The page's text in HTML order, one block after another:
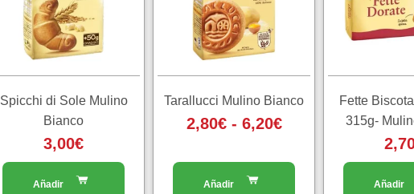
Spicchi di Sole Mulino
Bianco
3,00€
Tarallucci Mulino Bianco
2,80€ - 6,20€
varianti.
opzioni
scelte
del
Fette
315g-